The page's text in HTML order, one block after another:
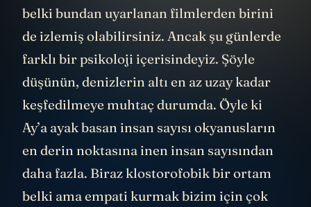
belki bundan uyarlanan filmlerden birini
de izlemiş olabilirsiniz. Ancak şu günlerde
farklı bir psikoloji içerisindeyiz. Şöyle
düşünün, denizlerin altı en az uzay kadar
keşfedilmeye muhtaç durumda. Öyle ki
Ay’a ayak basan insan sayısı okyanusların
en derin noktasına inen insan sayısından
daha fazla. Biraz klostorofobik bir ortam
belki ama empati kurmak bizim için çok